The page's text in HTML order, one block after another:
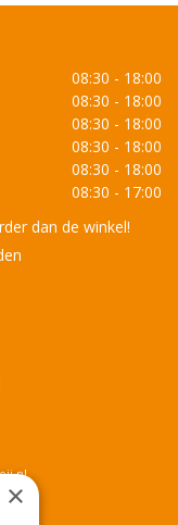
08:30 - 18:00
08:30 - 18:00
08:30 - 18:00
08:30 - 18:00
08:30 - 18:00
08:30 - 17:00
dan de winkel!
×